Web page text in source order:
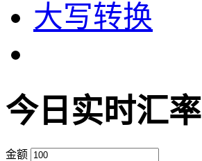
大写转换
今日实时汇率
金额